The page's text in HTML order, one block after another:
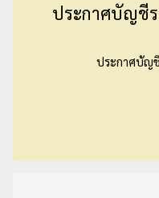
ประกาศบัญชีร
ประกาศบัญ